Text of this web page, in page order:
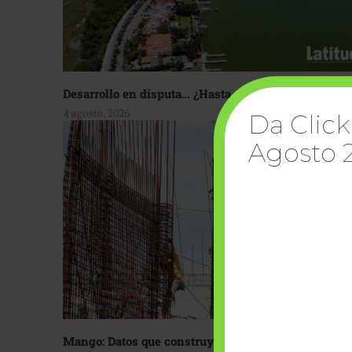
Desarrollo en disputa… ¿Hasta dónde crecer?
4 agosto, 2026
Mango: Datos que construyen confianza
Da
Agosto